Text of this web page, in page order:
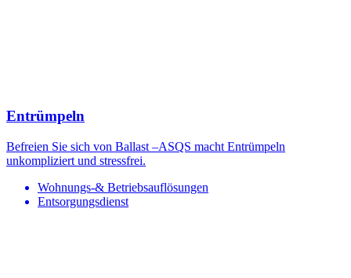
Entrümpeln
Befreien Sie sich von Ballast –ASQS macht Entrümpeln
unkompliziert und stressfrei.
Wohnungs-& Betriebsauflösungen
Entsorgungsdienst